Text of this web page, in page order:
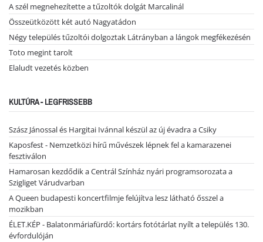
A szél megnehezítette a tűzoltók dolgát Marcalinál
Összeütközött két autó Nagyatádon
Négy település tűzoltói dolgoztak Látrányban a lángok megfékezésén
Toto megint tarolt
Elaludt vezetés közben
KULTÚRA - LEGFRISSEBB
Szász Jánossal és Hargitai Ivánnal készül az új évadra a Csiky
Kaposfest - Nemzetközi hírű művészek lépnek fel a kamarazenei
fesztiválon
Hamarosan kezdődik a Centrál Színház nyári programsorozata a
Szigliget Várudvarban
A Queen budapesti koncertfilmje felújítva lesz látható ősszel a
mozikban
ÉLET.KÉP - Balatonmáriafürdő: kortárs fotótárlat nyílt a település 130.
évfordulóján